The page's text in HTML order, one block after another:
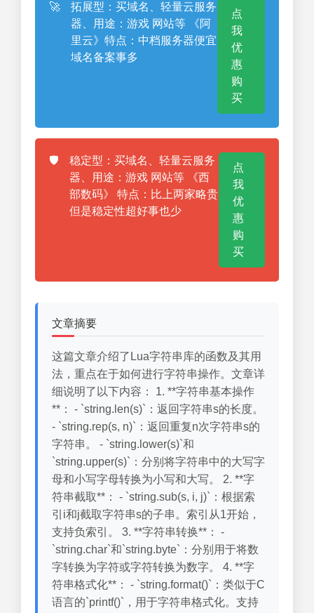
🚀
拓展型：买域名、轻量云服务
器、用途：游戏 网站等 《阿
里云》特点：中档服务器便宜
域名备案事多
点
我
优
惠
购
买
🛡️
稳定型：买域名、轻量云服务
器、用途：游戏 网站等 《西
部数码》 特点：比上两家略贵
但是稳定性超好事也少
点
我
优
惠
购
买
文章摘要
这篇文章介绍了Lua字符串库的函数及其用
法，重点在于如何进行字符串操作。文章详
细说明了以下内容： 1. **字符串基本操作
**： - `string.len(s)`：返回字符串s的长度。
- `string.rep(s, n)`：返回重复n次字符串s的
字符串。 - `string.lower(s)`和
`string.upper(s)`：分别将字符串中的大写字
母和小写字母转换为小写和大写。 2. **字
符串截取**： - `string.sub(s, i, j)`：根据索
引i和j截取字符串s的子串。索引从1开始，
支持负索引。 3. **字符串转换**： -
`string.char`和`string.byte`：分别用于将数
字转换为字符或字符转换为数字。 4. **字
符串格式化**： - `string.format()`：类似于C
语言的`printf()`，用于字符串格式化。支持